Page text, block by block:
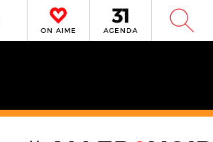
ON AIME AGENDA W